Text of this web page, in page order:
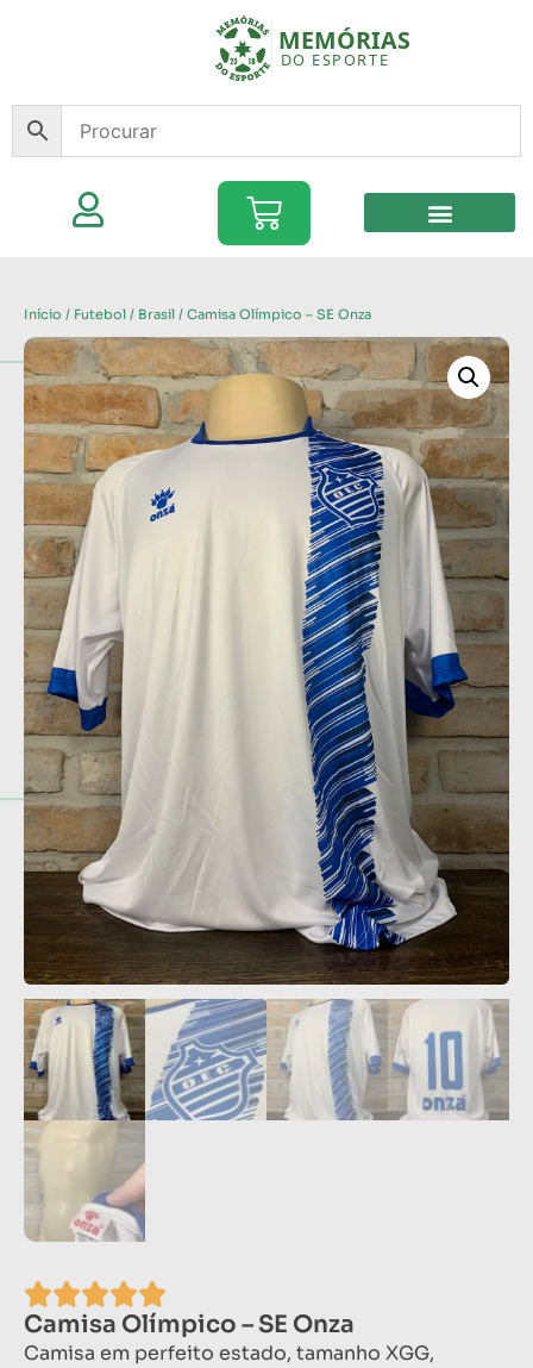
Início / Futebol / Brasil / Camisa Olímpico – SE Onza
Camisa Olímpico – SE Onza
Camisa em perfeito estado, tamanho XGG,